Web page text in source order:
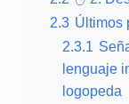
2.3 Últimos
2.3.1
lenguaje
logopeda